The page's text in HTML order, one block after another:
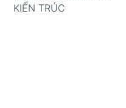
KIẾN TRÚC